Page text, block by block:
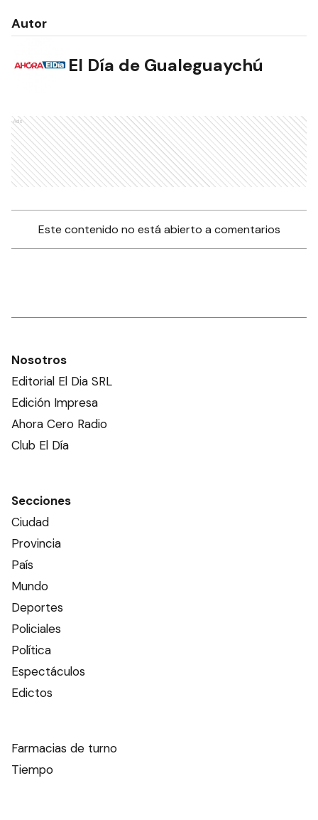
Autor
El Día de Gualeguaychú
Ads
Este contenido no está abierto a comentarios
Nosotros
Editorial El Dia SRL
Edición Impresa
Ahora Cero Radio
Club El Día
Secciones
Ciudad
Provincia
País
Mundo
Deportes
Policiales
Política
Espectáculos
Edictos
Farmacias de turno
Tiempo